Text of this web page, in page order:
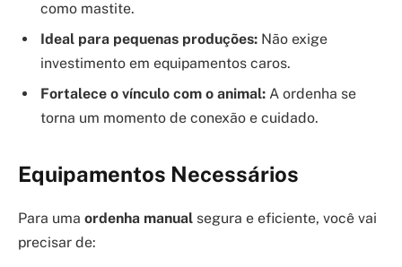
como mastite.
Ideal para pequenas produções: Não exige
investimento em equipamentos caros.
Fortalece o vínculo com o animal: A ordenha se
torna um momento de conexão e cuidado.
Equipamentos Necessários
Para uma ordenha manual segura e eficiente, você vai
precisar de: